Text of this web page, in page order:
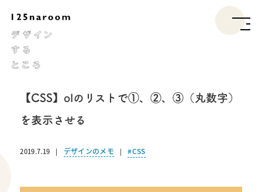
【CSS】olのリストで①、②、③（丸数字）
を表示させる
2019.7.19 デザインのメモ CSS